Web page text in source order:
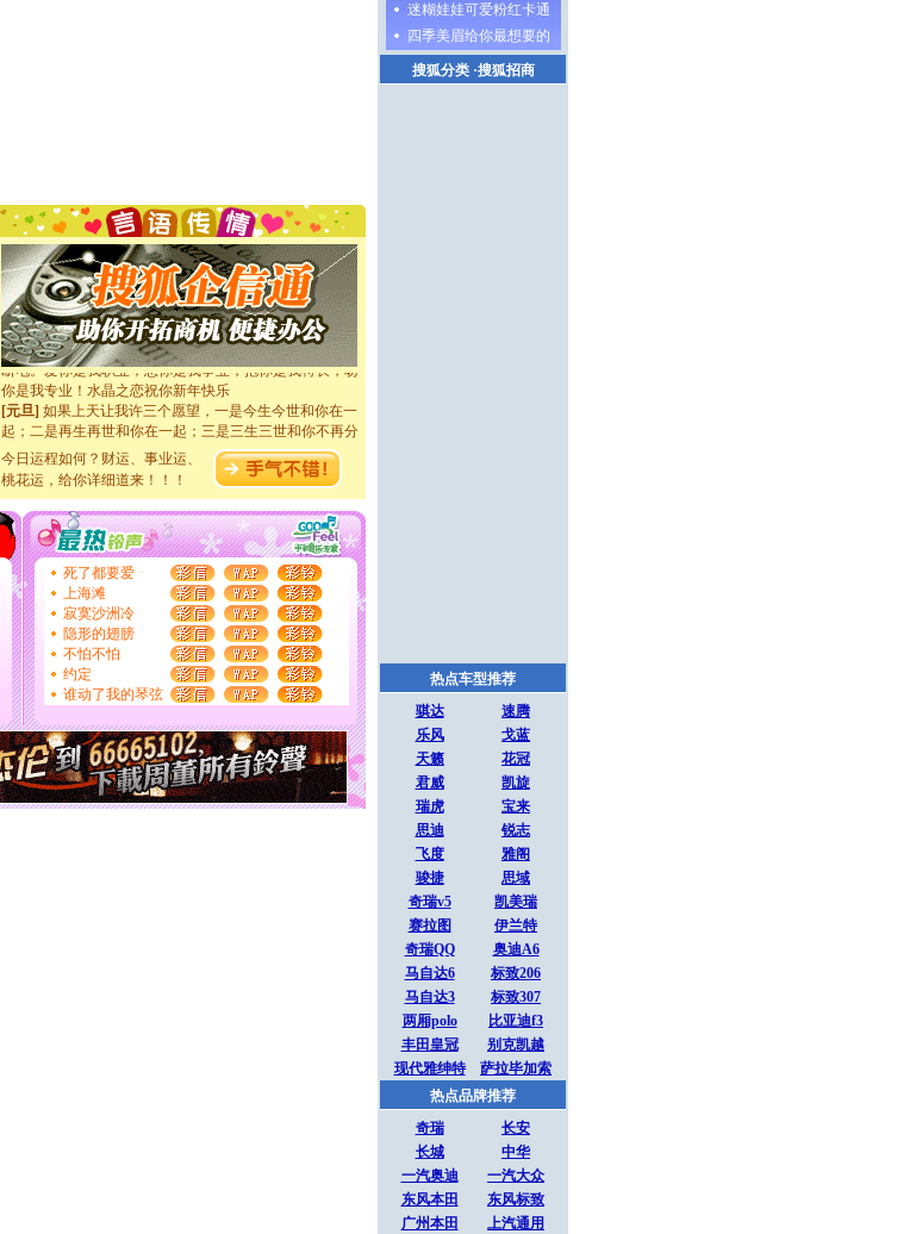
要平安！千万要知足！千万不要忘记我！
[圣诞节]不只这样的日子才会想起你,而是这样的日子才
能正大光明地骚扰你,告诉你,圣诞要快乐!新年要快乐!天
天都要快乐噢!
[圣诞节]奉上一颗祝福的心,在这个特别的日子里,愿幸福,
如意,快乐,鲜花,一切美好的祝愿与你同在.圣诞快乐!
[元旦]看到你我会触电；看不到你我要充电；没有你我会
断电。爱你是我职业，想你是我事业，抱你是我特长，吻
你是我专业！水晶之恋祝你新年快乐
[元旦]如果上天让我许三个愿望，一是今生今世和你在一
起；二是再生再世和你在一起；三是三生三世和你不再分
离。水晶之恋祝你新年快乐
[元旦]当我狠下心扭头离去那一刻，你在我身后无助地哭
泣，这痛楚让我明白我多么爱你。我转身抱住你：这猪不
卖了。水晶之恋祝你新年快乐。
[春节]风柔雨润好月圆，半岛铁盒伴身边，每日尽显开心
颜！冬去春来似水如烟，劳碌人生需尽欢！听一曲轻歌，
道一声平安！新年吉祥万事如愿
[春节]
传说薰衣草有四片叶子：第一片叶子是信仰，第二
片叶子是希望，第三片叶子是爱情，第四片叶子是幸运。
送你一棵薰衣草，愿你新年快乐！
[圣诞节]
圣诞节到了，想想没什么送给你的，又不打算给
你太多，只有给你五千万：千万快乐！千万要健康！千万
要平安！千万要知足！千万不要忘记我！
[圣诞节]不只这样的日子才会想起你,而是这样的日子才
能正大光明地骚扰你,告诉你,圣诞要快乐!新年要快乐!天
天都要快乐噢!
[圣诞节]奉上一颗祝福的心,在这个特别的日子里,愿幸福,
如意,快乐,鲜花,一切美好的祝愿与你同在.圣诞快乐!
[元旦]看到你我会触电；看不到你我要充电；没有你我会
今日运程如何？财运、事业运、
桃花运，给你详细道来！！！
死了都要爱
上海滩
寂寞沙洲冷
隐形的翅膀
不怕不怕
约定
谁动了我的琴弦
迷糊娃娃可爱粉红卡通
四季美眉给你最想要的
搜狐分类·搜狐招商
热点车型推荐
骐达
速腾
乐风
戈蓝
天籁
花冠
君威
凯旋
瑞虎
宝来
思迪
锐志
飞度
雅阁
骏捷
思域
奇瑞v5
凯美瑞
赛拉图
伊兰特
奇瑞QQ
奥迪A6
马自达6
标致206
马自达3
标致307
两厢polo
比亚迪f3
丰田皇冠
别克凯越
现代雅绅特
萨拉毕加索
热点品牌推荐
奇瑞
长安
长城
中华
一汽奥迪
一汽大众
东风本田
东风标致
广州本田
上汽通用